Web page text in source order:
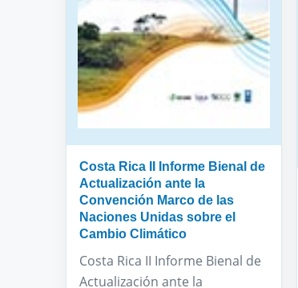
Costa Rica II Informe Bienal de
Actualización ante la
Convención Marco de las
Naciones Unidas sobre el
Cambio Climático
Costa Rica II Informe Bienal de
Actualización ante la